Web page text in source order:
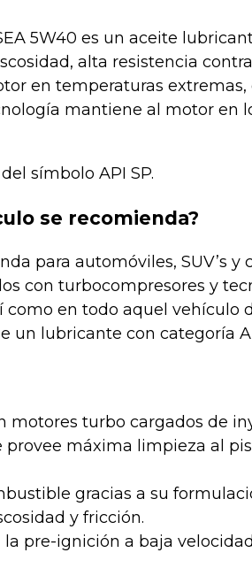
5W40 es un aceite
alta resistencia
en temperaturas extremas,
mantiene al motor en
símbolo API SP.
se recomienda?
para automóviles, SUV’s
con turbocompresores y
como en todo aquel vehículo
un lubricante con categoría
motores turbo cargados de
provee máxima limpieza al
gracias a su
y fricción.
pre-ignición a baja